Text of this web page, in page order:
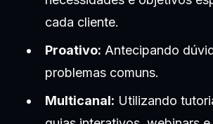
cada cliente.
Proativo: Antecipando
problemas comuns.
Multicanal: Utilizando